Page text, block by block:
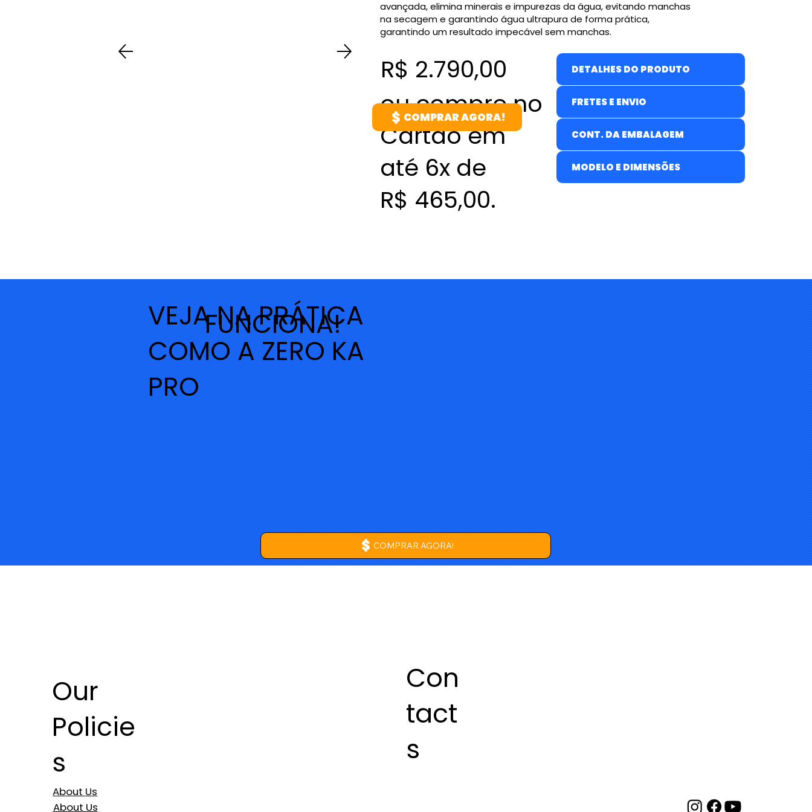
avançada, elimina minerais e impurezas da água, evitando manchas
na secagem e garantindo água ultrapura de forma prática,
garantindo um resultado impecável sem manchas.
R$ 2.790,00 DETALHES DO PRODUTO
FRETES E ENVIO
CONT. DA EMBALAGEM
MODELO E DIMENSÕES
ou compre no
Cartão em
até 6x de
R$ 465,00.
COMPRAR AGORA!
FUNCIONA!
VEJA NA PRÁTICA
COMO A ZERO KA
PRO
COMPRAR AGORA!
Our
Policie
s
About Us
About Us
Con
tact
s